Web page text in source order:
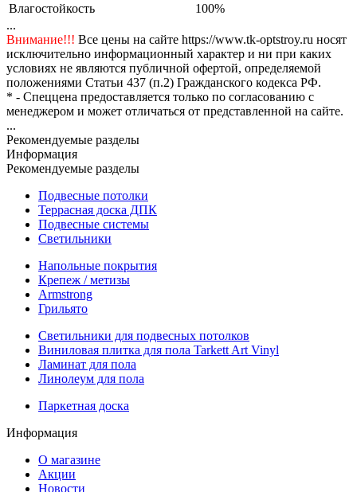
Влагостойкость
100%
...
Внимание!!! Все цены на сайте https://www.tk-optstroy.ru носят
исключительно информационный характер и ни при каких
условиях не являются публичной офертой, определяемой
положениями Статьи 437 (п.2) Гражданского кодекса РФ.
* - Спеццена предоставляется только по согласованию с
менеджером и может отличаться от представленной на сайте.
...
Рекомендуемые разделы
Информация
Рекомендуемые разделы
Подвесные потолки
Террасная доска ДПК
Подвесные системы
Светильники
Напольные покрытия
Крепеж / метизы
Armstrong
Грильято
Светильники для подвесных потолков
Виниловая плитка для пола Tarkett Art Vinyl
Ламинат для пола
Линолеум для пола
Паркетная доска
Информация
О магазине
Акции
Новости